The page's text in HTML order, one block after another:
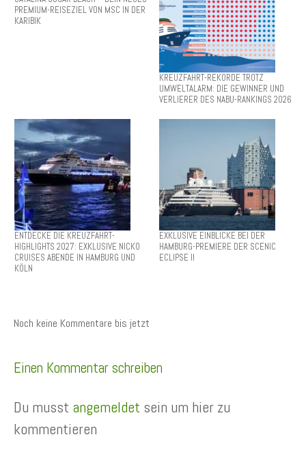
PREMIUM-REISEZIEL VON MSC IN DER
KARIBIK
KREUZFAHRT-REKORDE TROTZ
UMWELTALARM: DIE GEWINNER UND
VERLIERER DES NABU-RANKINGS 2026
ENTDECKE DIE KREUZFAHRT-
HIGHLIGHTS 2027: EXKLUSIVE NICKO
CRUISES ABENDE IN HAMBURG UND
KÖLN
EXKLUSIVE EINBLICKE BEI DER
HAMBURG-PREMIERE DER SCENIC
ECLIPSE II
Noch keine Kommentare bis jetzt
Einen Kommentar schreiben
Du musst angemeldet sein um hier zu
kommentieren